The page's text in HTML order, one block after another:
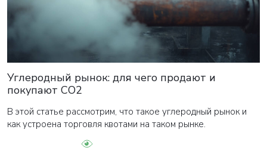
Углеродный рынок: для чего продают и
покупают СО2
В этой статье рассмотрим, что такое углеродный рынок и
как устроена торговля квотами на таком рынке.